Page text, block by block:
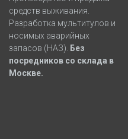
средств выживания.
Разработка мультитулов и
носимых аварийных
запасов (НАЗ).
Без
посредников со склада в
Москве.